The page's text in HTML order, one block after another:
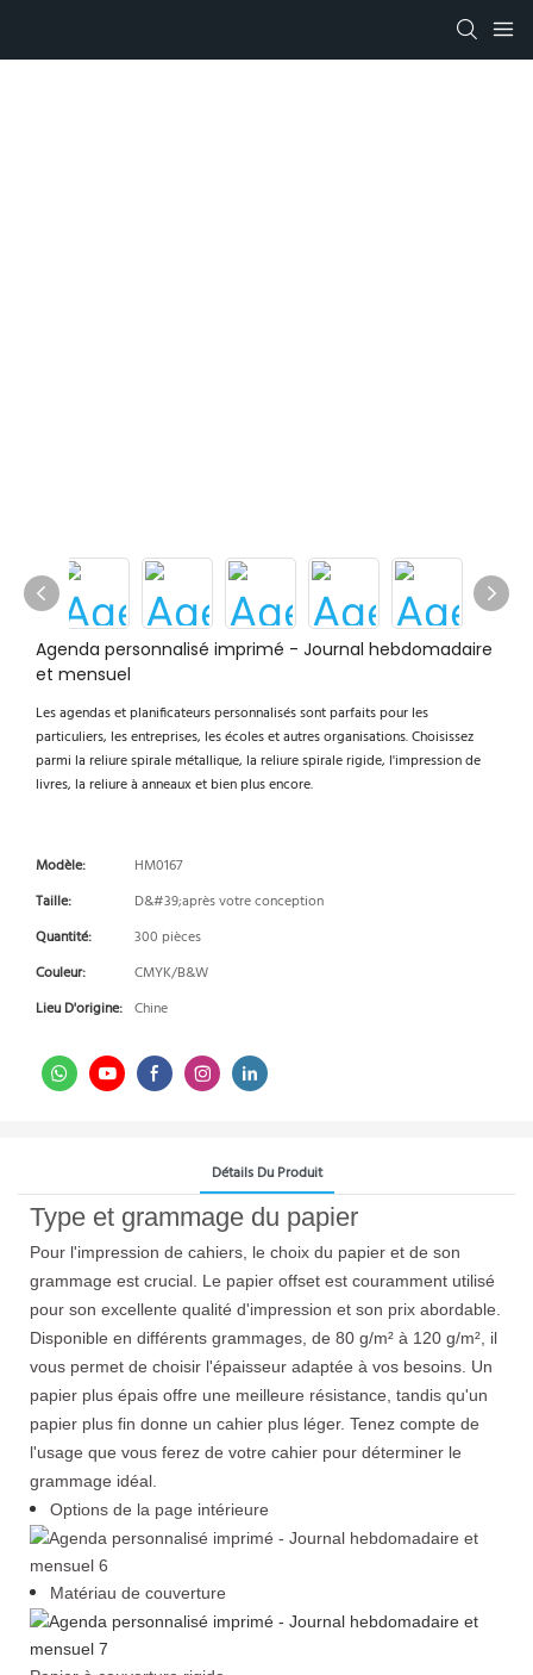
Agenda personnalisé imprimé - Journal hebdomadaire
et mensuel
Les agendas et planificateurs personnalisés sont parfaits pour les
particuliers, les entreprises, les écoles et autres organisations. Choisissez
parmi la reliure spirale métallique, la reliure spirale rigide, l'impression de
livres, la reliure à anneaux et bien plus encore.
Modèle:
HM0167
Taille:
D&#39;après votre conception
Quantité:
300 pièces
Couleur:
CMYK/B&W
Lieu D'origine: Chine
Détails Du Produit
Type et grammage du papier
Pour l'impression de cahiers, le choix du papier et de son
grammage est crucial. Le papier offset est couramment utilisé
pour son excellente qualité d'impression et son prix abordable.
Disponible en différents grammages, de 80 g/m² à 120 g/m², il
vous permet de choisir l'épaisseur adaptée à vos besoins. Un
papier plus épais offre une meilleure résistance, tandis qu'un
papier plus fin donne un cahier plus léger. Tenez compte de
l'usage que vous ferez de votre cahier pour déterminer le
grammage idéal.
Options de la page intérieure
Matériau de couverture